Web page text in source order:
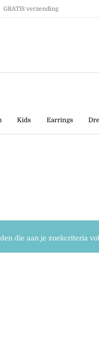
GRATIS verzending
Kids Earrings
die aan je zoekcriteria